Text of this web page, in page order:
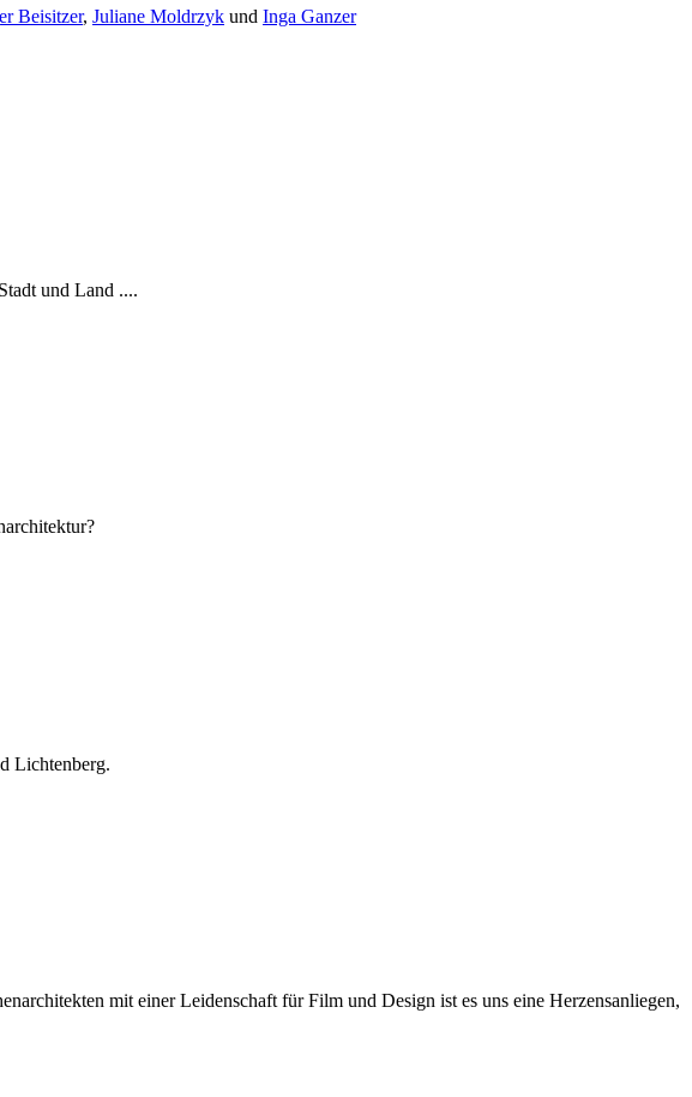
Beisitzer, Juliane Moldrzyk und Inga Ganzer
und Land ....
Lichtenberg.
mit einer Leidenschaft für Film und Design ist es uns eine Herzensanliegen,